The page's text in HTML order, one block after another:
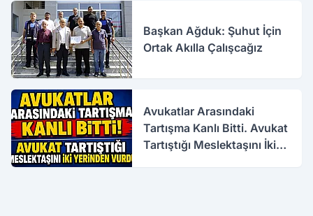
Başkan Ağduk: Şuhut İçin
Ortak Akılla Çalışcağız
Avukatlar Arasındaki
Tartışma Kanlı Bitti. Avukat
Tartıştığı Meslektaşını İki